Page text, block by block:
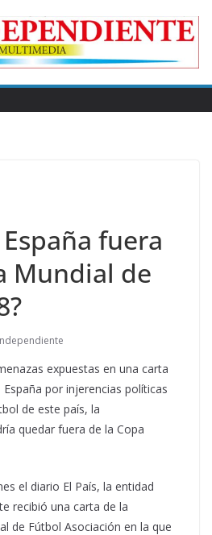
fuera
Mundial de
expuestas en una carta
por injerencias políticas
de este país, la
quedar fuera de la Copa
el diario El País, la entidad
recibió una carta de la
de Fútbol Asociación en la que